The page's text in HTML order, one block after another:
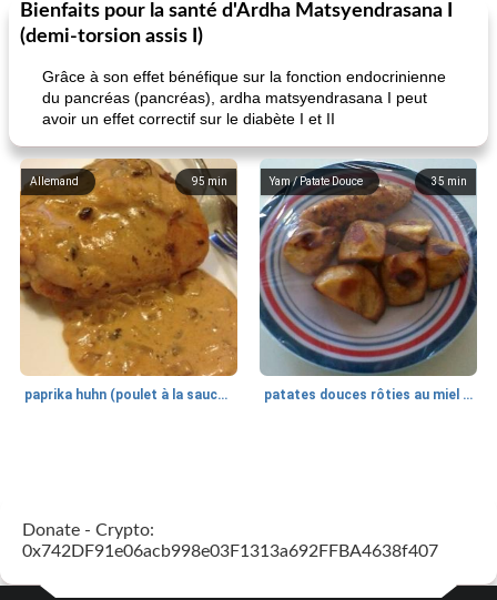
Bienfaits pour la santé d'Ardha Matsyendrasana I
(demi-torsion assis I)
Grâce à son effet bénéfique sur la fonction endocrinienne
du pancréas (pancréas), ardha matsyendrasana I peut
avoir un effet correctif sur le diabète I et II
95 min
Allemand
paprika huhn (poulet à la sauce paprika).
35 min
Yam / Patate Douce
patates douces rôties au miel / kumara
Donate - Crypto:
0x742DF91e06acb998e03F1313a692FFBA4638f407